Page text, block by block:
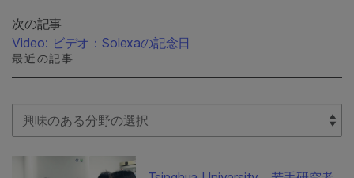
次の記事
Video: ビデオ：Solexaの記念日
最近の記事
Select Filter